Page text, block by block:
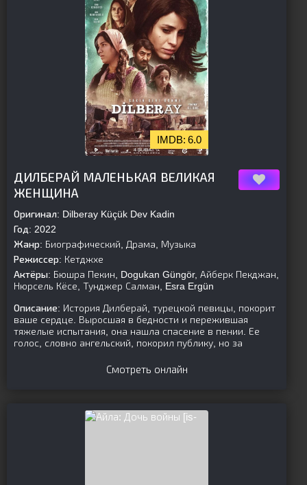
6.0
ДИЛБЕРАЙ МАЛЕНЬКАЯ ВЕЛИКАЯ
ЖЕНЩИНА
Оригинал: Dilberay Küçük Dev Kadin
Год: 2022
Жанр: Биографический, Драма, Музыка
Режиссер: Кетджхе
Актёры: Бюшра Пекин, Dogukan Güngör, Айберк Пекджан,
Нюрсель Кёсе, Тунджер Салман, Esra Ergün
Описание: История Дилберай, турецкой певицы, покорит
ваше сердце. Выросшая в бедности и пережившая
тяжелые испытания, она нашла спасение в пении. Ее
голос, словно ангельский, покорил публику, но за
Смотреть онлайн
[is-